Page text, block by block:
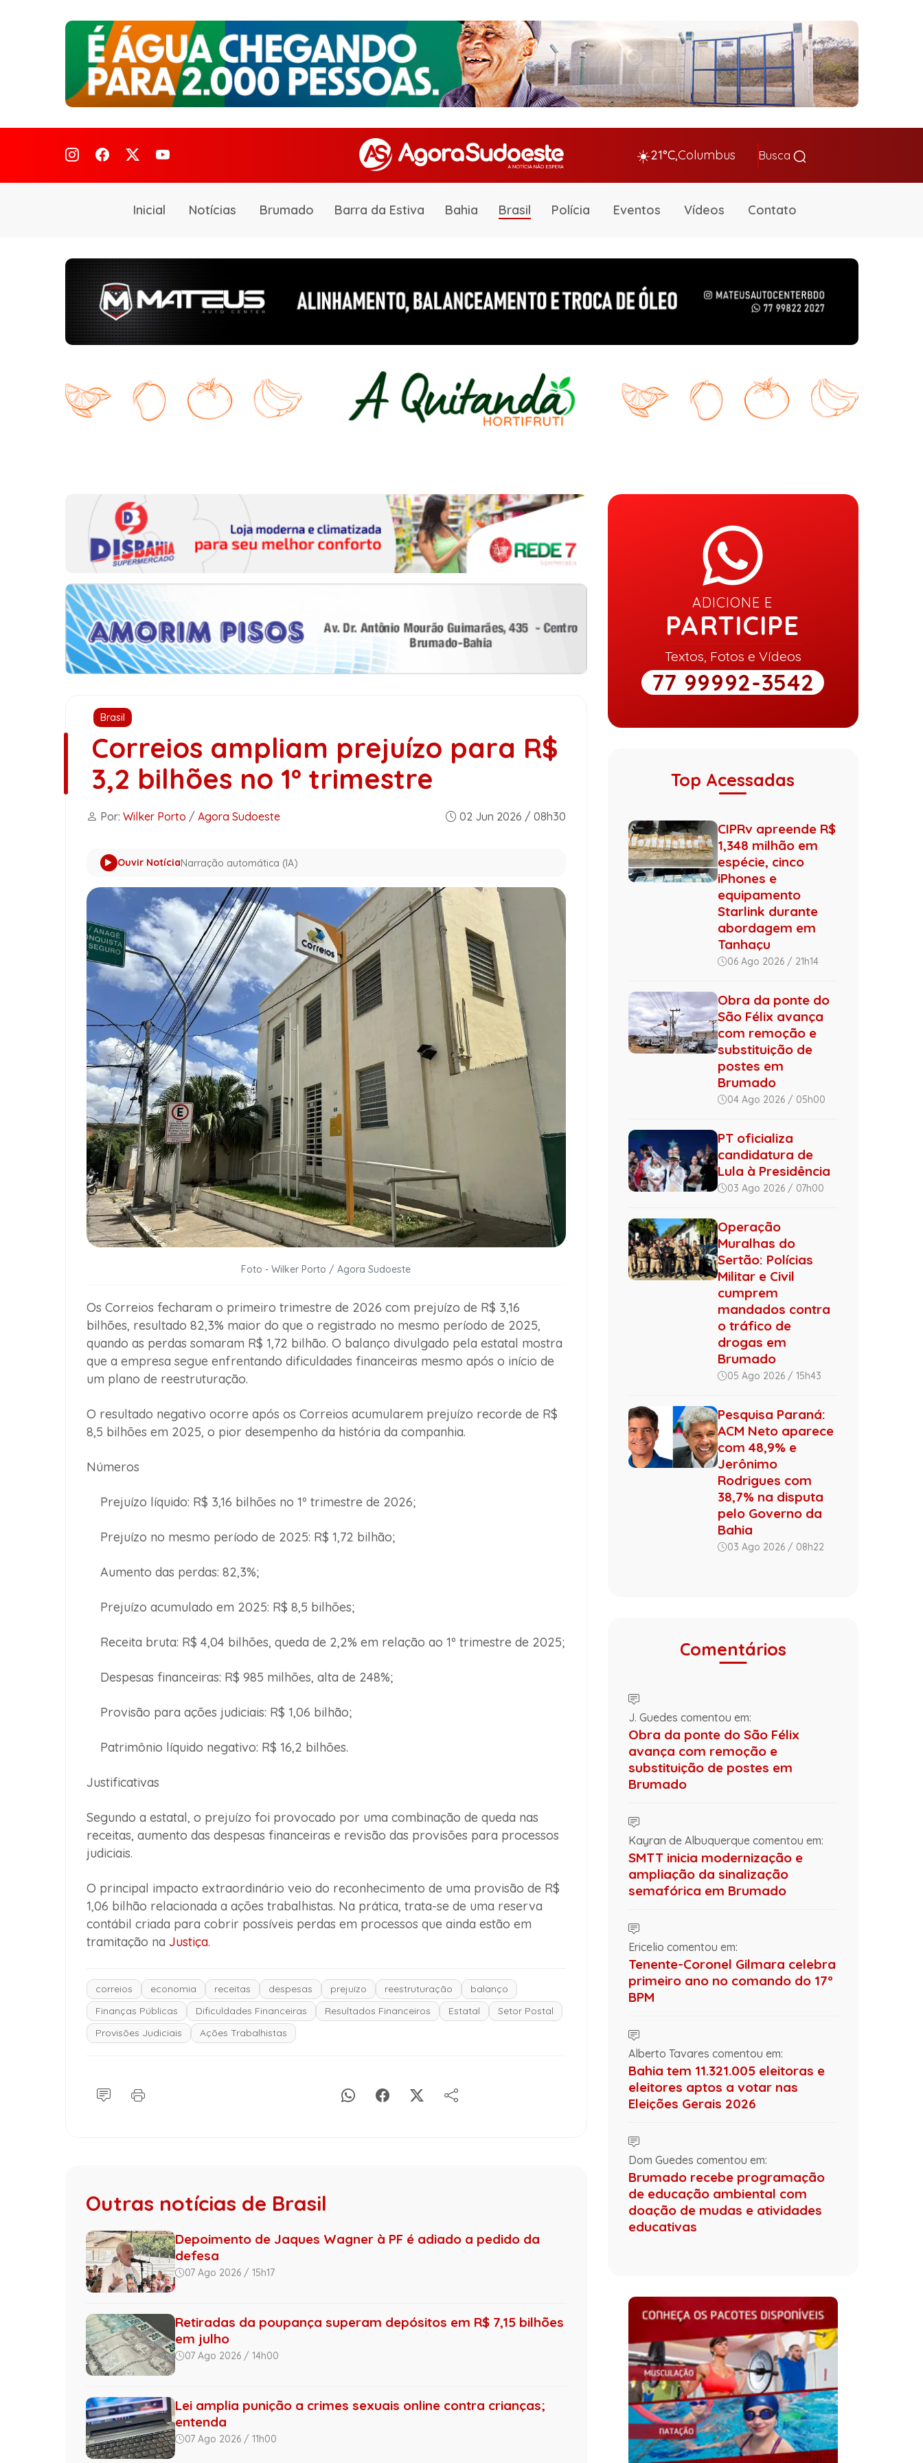
☀️21°C,Columbus Busca
Inicial Notícias Brumado Barra da Estiva Bahia Brasil Polícia Eventos Vídeos Contato
Brasil
Correios ampliam prejuízo para R$
3,2 bilhões no 1º trimestre
Por: Wilker Porto / Agora Sudoeste 02 Jun 2026 / 08h30
Ouvir NotíciaNarração automática (IA)
Foto - Wilker Porto / Agora Sudoeste
Os Correios fecharam o primeiro trimestre de 2026 com prejuízo de R$ 3,16
bilhões, resultado 82,3% maior do que o registrado no mesmo período de 2025,
quando as perdas somaram R$ 1,72 bilhão. O balanço divulgado pela estatal mostra
que a empresa segue enfrentando dificuldades financeiras mesmo após o início de
um plano de reestruturação.
O resultado negativo ocorre após os Correios acumularem prejuízo recorde de R$
8,5 bilhões em 2025, o pior desempenho da história da companhia.
Números
Prejuízo líquido: R$ 3,16 bilhões no 1º trimestre de 2026;
Prejuízo no mesmo período de 2025: R$ 1,72 bilhão;
Aumento das perdas: 82,3%;
Prejuízo acumulado em 2025: R$ 8,5 bilhões;
Receita bruta: R$ 4,04 bilhões, queda de 2,2% em relação ao 1º trimestre de 2025;
Despesas financeiras: R$ 985 milhões, alta de 248%;
Provisão para ações judiciais: R$ 1,06 bilhão;
Patrimônio líquido negativo: R$ 16,2 bilhões.
Justificativas
Segundo a estatal, o prejuízo foi provocado por uma combinação de queda nas
receitas, aumento das despesas financeiras e revisão das provisões para processos
judiciais.
O principal impacto extraordinário veio do reconhecimento de uma provisão de R$
1,06 bilhão relacionada a ações trabalhistas. Na prática, trata-se de uma reserva
contábil criada para cobrir possíveis perdas em processos que ainda estão em
tramitação na Justiça.
correios economia receitas despesas prejuízo reestruturação
balanço
Finanças Públicas
Dificuldades Financeiras Resultados Financeiros Estatal
Setor Postal
Provisões Judiciais
Ações Trabalhistas
Outras notícias de Brasil
Depoimento de Jaques Wagner à PF é adiado a pedido da
defesa
07 Ago 2026 / 15h17
Retiradas da poupança superam depósitos em R$ 7,15 bilhões
em julho
07 Ago 2026 / 14h00
Lei amplia punição a crimes sexuais online contra crianças;
entenda
07 Ago 2026 / 11h00
ADICIONE E
PARTICIPE
Textos, Fotos e Vídeos
77 99992-3542
Top Acessadas
CIPRv apreende R$
1,348 milhão em
espécie, cinco
iPhones e
equipamento
Starlink durante
abordagem em
Tanhaçu
06 Ago 2026 / 21h14
Obra da ponte do
São Félix avança
com remoção e
substituição de
postes em
Brumado
04 Ago 2026 / 05h00
PT oficializa
candidatura de
Lula à Presidência
03 Ago 2026 / 07h00
Operação
Muralhas do
Sertão: Polícias
Militar e Civil
cumprem
mandados contra
o tráfico de
drogas em
Brumado
05 Ago 2026 / 15h43
Pesquisa Paraná:
ACM Neto aparece
com 48,9% e
Jerônimo
Rodrigues com
38,7% na disputa
pelo Governo da
Bahia
03 Ago 2026 / 08h22
Comentários
J. Guedes comentou em:
Obra da ponte do São Félix
avança com remoção e
substituição de postes em
Brumado
Kayran de Albuquerque comentou em:
SMTT inicia modernização e
ampliação da sinalização
semafórica em Brumado
Ericelio comentou em:
Tenente-Coronel Gilmara celebra
primeiro ano no comando do 17º
BPM
Alberto Tavares comentou em:
Bahia tem 11.321.005 eleitoras e
eleitores aptos a votar nas
Eleições Gerais 2026
Dom Guedes comentou em:
Brumado recebe programação
de educação ambiental com
doação de mudas e atividades
educativas